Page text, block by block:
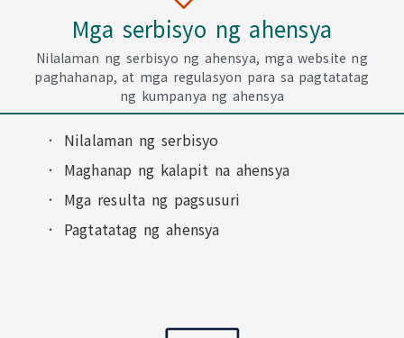
Mga serbisyo ng ahensya
Nilalaman ng serbisyo ng ahensya, mga website ng
paghahanap, at mga regulasyon para sa pagtatatag
ng kumpanya ng ahensya
Nilalaman ng serbisyo
Maghanap ng kalapit na ahensya
Mga resulta ng pagsusuri
Pagtatatag ng ahensya